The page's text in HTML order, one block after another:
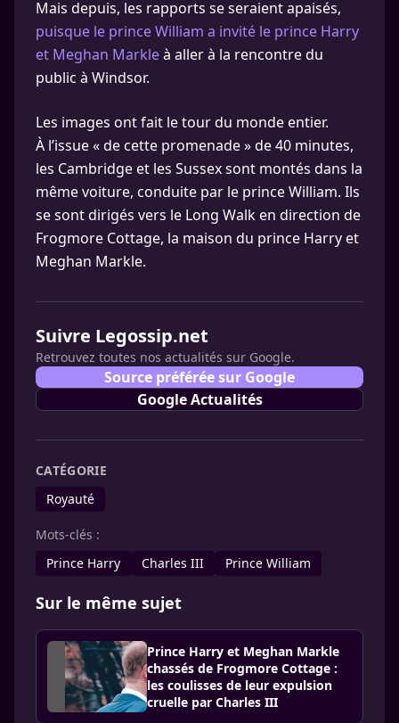
Mais depuis, les rapports se seraient apaisés,
puisque le prince William a invité le prince Harry
et Meghan Markleà aller à la rencontre du
public à Windsor.
Les images ont fait le tour du monde entier.
À l’issue « de cette promenade » de 40 minutes,
les Cambridge et les Sussex sont montés dans la
même voiture, conduite par le prince William. Ils
se sont dirigés vers le Long Walk en direction de
Frogmore Cottage, la maison du prince Harry et
Meghan Markle.
Suivre Legossip.net
Retrouvez toutes nos actualités sur Google.
Source préférée sur Google
Google Actualités
CATÉGORIE
Royauté
Mots-clés :
Prince Harry
Charles III Prince William
Sur le même sujet
Prince Harry et Meghan Markle
chassés de Frogmore Cottage :
les coulisses de leur expulsion
cruelle par Charles III